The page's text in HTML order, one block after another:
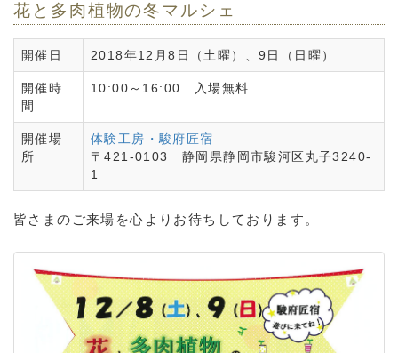
花と多肉植物の冬マルシェ
開催日 2018年12月8日（土曜）、9日（日曜）
開催時
間
10:00～16:00 入場無料
開催場
所
体験工房・駿府匠宿
〒421-0103 静岡県静岡市駿河区丸子3240‐
1
皆さまのご来場を心よりお待ちしております。